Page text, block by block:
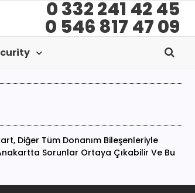
0 332 241 42 45
0 546 817 47 09
Diğer Tüm Donanım Bileşenleriyle
Sorunlar Ortaya Çıkabilir Ve Bu